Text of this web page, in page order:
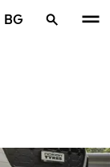
BG